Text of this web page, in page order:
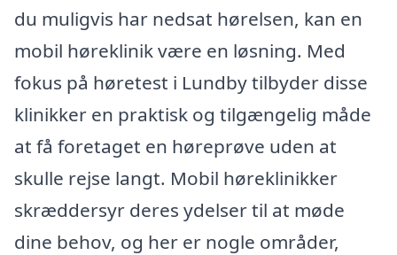
du muligvis har nedsat hørelsen, kan en
mobil høreklinik være en løsning. Med
fokus på høretest i Lundby tilbyder disse
klinikker en praktisk og tilgængelig måde
at få foretaget en høreprøve uden at
skulle rejse langt. Mobil høreklinikker
skræddersyr deres ydelser til at møde
dine behov, og her er nogle områder,